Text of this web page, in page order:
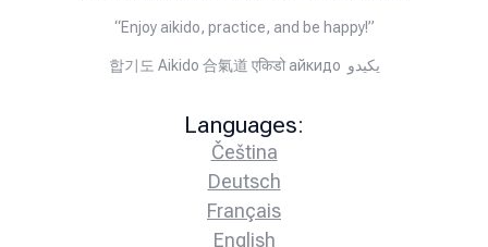
“Enjoy aikido, practice, and be happy!”
합기도 Aikido 合氣道 एकिडो айкидо يكيدو
Languages:
Čeština
Deutsch
Français
English